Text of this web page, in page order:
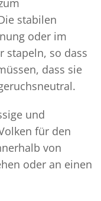
stabilen
oder im
stapeln, so dass
dass sie
und
für den
von
oder an einen